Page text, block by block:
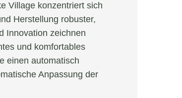
Village konzentriert sich
Herstellung robuster,
Innovation zeichnen
und komfortables
einen automatisch
Anpassung der